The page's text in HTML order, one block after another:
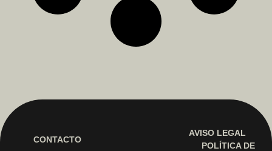
CONTACTO
AVISO LEGAL
POLÍTICA DE